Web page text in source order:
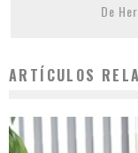
De
ARTÍCULOS